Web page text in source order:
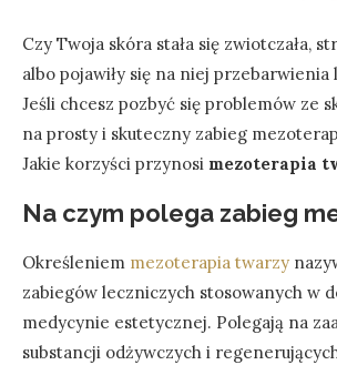
Czy Twoja skóra stała się zwiotczała,
albo pojawiły się na niej przebarwienia
Jeśli chcesz pozbyć się problemów ze
na prosty i skuteczny zabieg
Jakie korzyści przynosi mezoterapia
Na czym polega zabieg
Określeniem mezoterapia twarzy
zabiegów leczniczych stosowanych w
medycynie estetycznej. Polegają na
substancji odżywczych i